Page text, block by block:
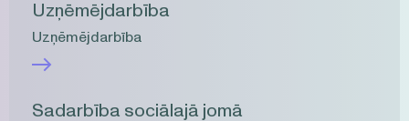
Uzņēmējdarbība
Uzņēmējdarbība
Sadarbība sociālajā jomā